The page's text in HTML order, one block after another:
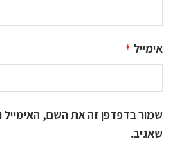
אימייל *
שמור בדפדפן זה את השם,
שאגיב.